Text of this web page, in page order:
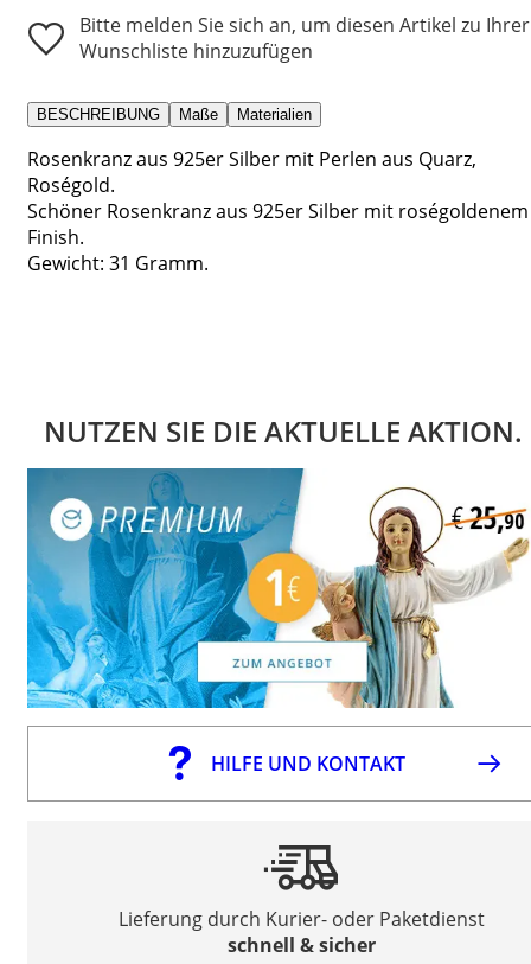
Bitte melden Sie sich an, um diesen Artikel zu Ihrer
Wunschliste hinzuzufügen
BESCHREIBUNG Maße Materialien
Rosenkranz aus 925er Silber mit Perlen aus Quarz,
Roségold.
Schöner Rosenkranz aus 925er Silber mit roségoldenem
Finish.
Gewicht: 31 Gramm.
NUTZEN SIE DIE AKTUELLE AKTION.
HILFE UND KONTAKT
Lieferung durch Kurier- oder Paketdienst
schnell & sicher